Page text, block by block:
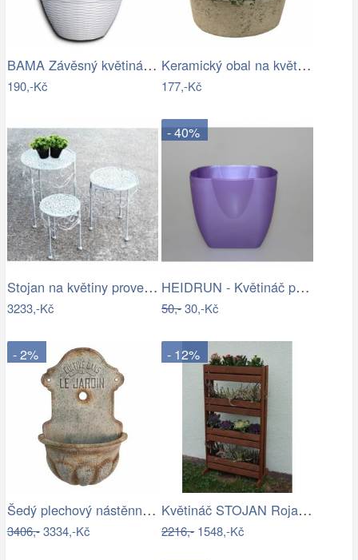
BAMA Závěsný květináč GERLA, 32cm
190,-Kč
Keramický obal na květináč se zelenými…
177,-Kč
Stojan na květiny provence
3233,-Kč
- 40%
HEIDRUN - Květináč plast 16x16cm různé…
50,-30,-Kč
- 2%
Šedý plechový nástěnný květináč ve…
3406,-3334,-Kč
- 12%
Květináč STOJAN Rojaplast
2216,-1548,-Kč